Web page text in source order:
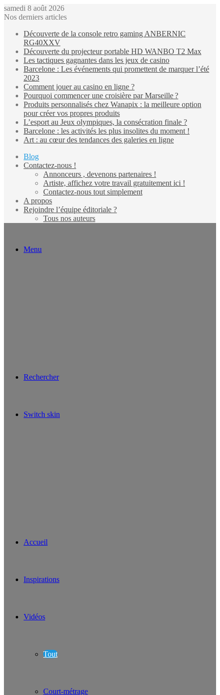
samedi 8 août 2026
Nos derniers articles
Découverte de la console retro gaming ANBERNIC
RG40XXV
Découverte du projecteur portable HD WANBO T2 Max
Les tactiques gagnantes dans les jeux de casino
Barcelone : Les événements qui promettent de marquer l’été
2023
Comment jouer au casino en ligne ?
Pourquoi commencer une croisière par Marseille ?
Produits personnalisés chez Wanapix : la meilleure option
pour créer vos propres produits
L’esport au Jeux olympiques, la consécration finale ?
Barcelone : les activités les plus insolites du moment !
Art : au cœur des tendances des galeries en ligne
Blog
Contactez-nous !
Annonceurs , devenons partenaires !
Artiste, affichez votre travail gratuitement ici !
Contactez-nous tout simplement
A propos
Rejoindre l’équipe éditoriale ?
Tous nos auteurs
Menu
Rechercher
Switch skin
Accueil
Inspirations
Vidéos
Tout
Court-métrage